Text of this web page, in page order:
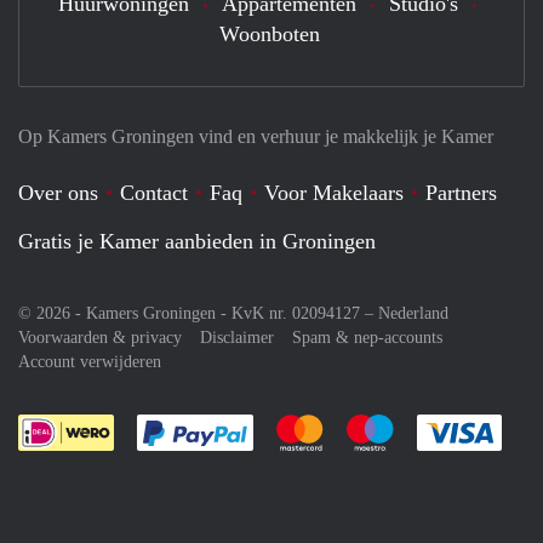
Op Kamers Groningen vind en verhuur je makkelijk je Kamer
Over ons Contact Faq Voor Makelaars
Partners
Gratis je Kamer aanbieden in Groningen
© 2026 - Kamers Groningen - KvK nr. 02094127 – Nederland
Voorwaarden & privacy
Disclaimer
Spam & nep-accounts
Account verwijderen
Je rekent gemakkelijk af met Paypal
Je rekent gemakkelijk af met
Je rekent
Woonboten